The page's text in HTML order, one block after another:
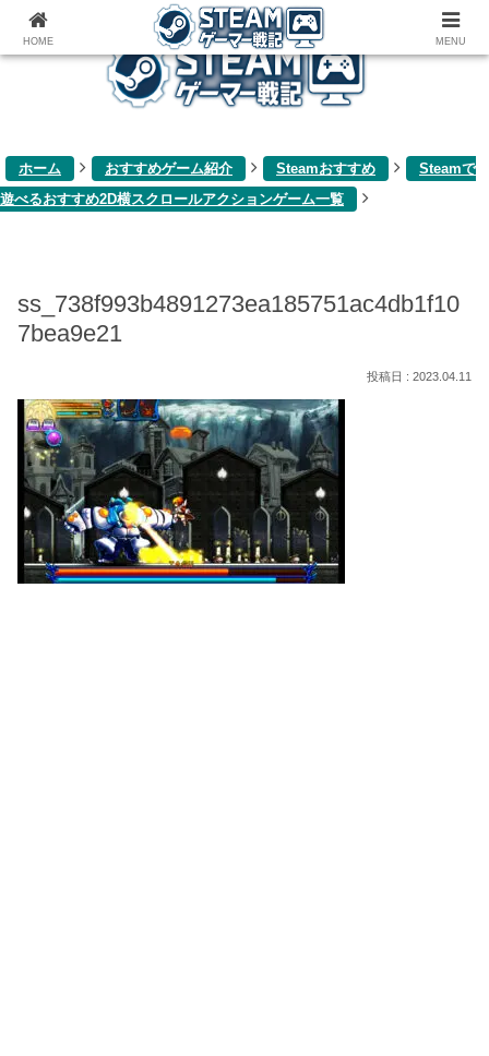
ゲーム関連雑記ブログ
ホーム おすすめゲーム紹介 Steamおすすめ
Steamで
遊べるおすすめ2D横スクロールアクションゲーム一覧
ss_738f993b4891273ea185751ac4db1f10
7bea9e21
2023.04.11
HOME MENU